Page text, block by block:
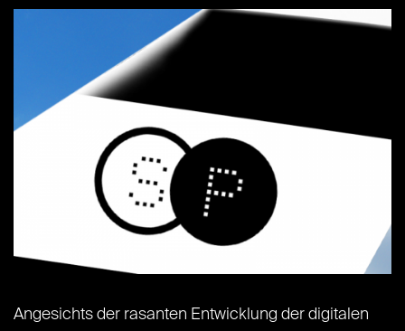
Angesichts der rasanten Entwicklung der digitalen